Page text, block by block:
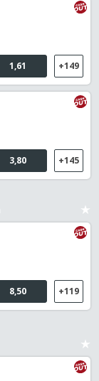
1,61 +149
3,80 +145
8,50 +119